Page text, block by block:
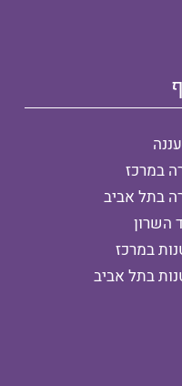
במרכז
בתל אביב
השרון
במרכז
בתל אביב